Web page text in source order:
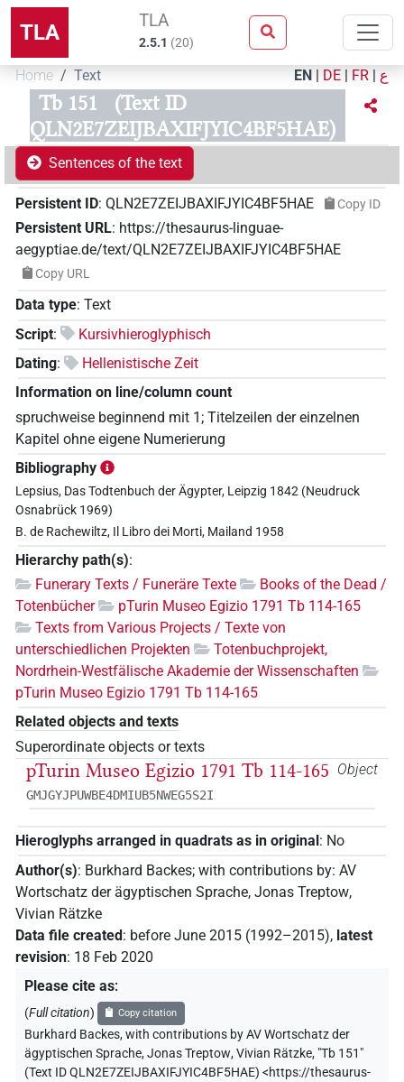
TLA TLA
2.5.1 (20)
Home Text EN | DE | FR | ع
Tb 151
(Text ID
QLN2E7ZEIJBAXIFJYIC4BF5HAE)
Sentences of the text
Persistent ID: QLN2E7ZEIJBAXIFJYIC4BF5HAE Copy ID
Persistent URL: https://thesaurus-linguae-
aegyptiae.de/text/QLN2E7ZEIJBAXIFJYIC4BF5HAE
Copy URL
Data type: Text
Script:
Kursivhieroglyphisch
Dating:
Hellenistische Zeit
Information on line/column count
spruchweise beginnend mit 1; Titelzeilen der einzelnen
Kapitel ohne eigene Numerierung
Bibliography
Lepsius, Das Todtenbuch der Ägypter, Leipzig 1842 (Neudruck
Osnabrück 1969)
B. de Rachewiltz, Il Libro dei Morti, Mailand 1958
Hierarchy path(s):
Funerary Texts / Funeräre Texte
Books of the Dead /
Totenbücher
pTurin Museo Egizio 1791 Tb 114-165
Texts from Various Projects / Texte von
unterschiedlichen Projekten
Totenbuchprojekt,
Nordrhein-Westfälische Akademie der Wissenschaften
pTurin Museo Egizio 1791 Tb 114-165
Related objects and texts
Superordinate objects or texts
Object
pTurin Museo Egizio 1791 Tb 114-165
GMJGYJPUWBE4DMIUB5NWEG5S2I
Hieroglyphs arranged in quadrats as in original : No
Author(s): Burkhard Backes; with contributions by: AV
Wortschatz der ägyptischen Sprache, Jonas Treptow,
Vivian Rätzke
Data file created: before June 2015 (1992–2015), latest
revision: 18 Feb 2020
Please cite as:
(Full citation) Copy citation
Burkhard Backes,with contributions byAV Wortschatz der
ägyptischen Sprache,Jonas Treptow,Vivian Rätzke, "Tb 151"
(Text ID QLN2E7ZEIJBAXIFJYIC4BF5HAE) <https://thesaurus-